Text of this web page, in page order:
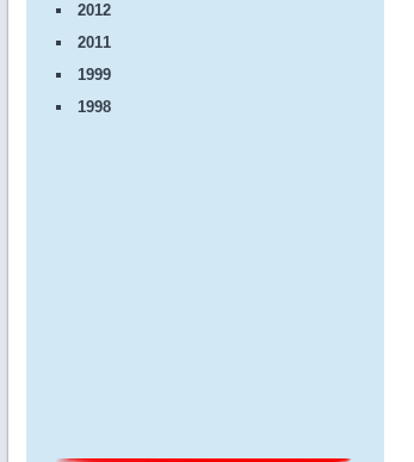
2012
2011
1999
1998